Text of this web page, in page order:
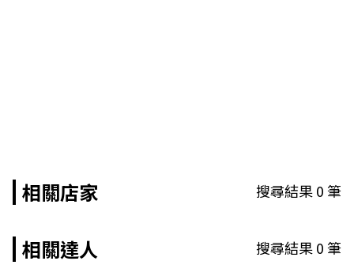
相關店家 搜尋結果0筆
相關達人 搜尋結果0筆